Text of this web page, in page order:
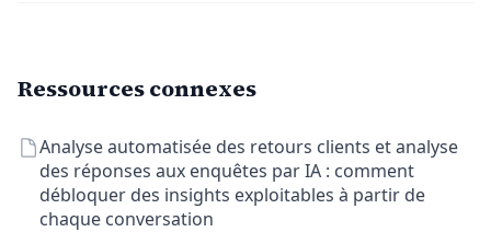
Ressources connexes
Analyse automatisée des retours clients et analyse
des réponses aux enquêtes par IA : comment
débloquer des insights exploitables à partir de
chaque conversation